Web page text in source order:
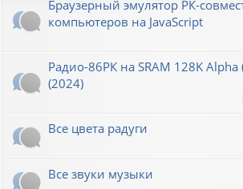
Браузерный эмулятор РК-
компьютеров на JavaScript
Радио-86РК на SRAM 128K Alpha
(2024)
Все цвета радуги
Все звуки музыки